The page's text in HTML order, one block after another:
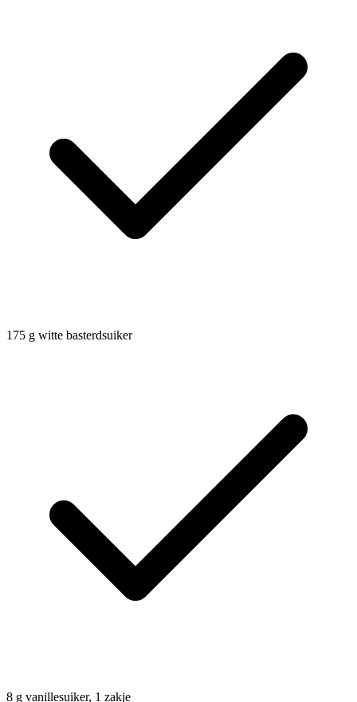
175 g witte basterdsuiker
8 g vanillesuiker, 1 zakje